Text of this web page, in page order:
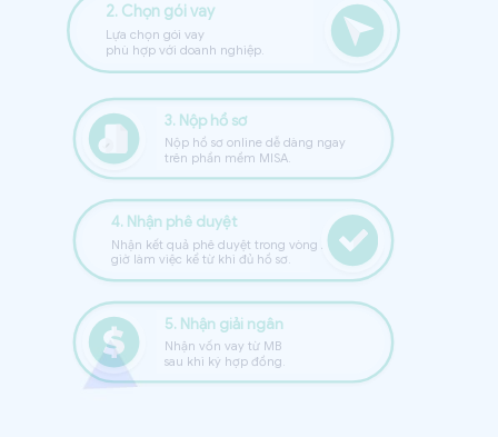
2. Chọn gói vay
Lựa chọn gói vay
phù hợp với doanh nghiệp.
3. Nộp hồ sơ
Nộp hồ sơ online dễ dàng ngay
trên phần mềm MISA.
4. Nhận phê duyệt
Nhận kết quả phê duyệt trong vòng 2
giờ làm việc kể từ khi đủ hồ sơ.
5. Nhận giải ngân
Nhận vốn vay từ MB
sau khi ký hợp đồng.